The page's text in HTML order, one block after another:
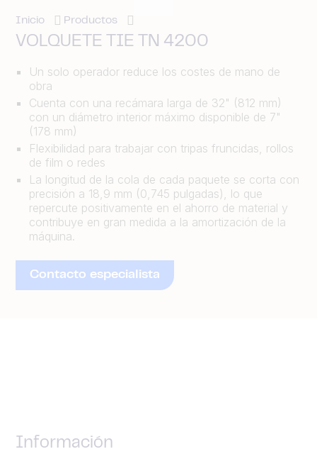
Inicio Productos
VOLQUETE TIE TN 4200
Un solo operador reduce los costes de mano de
obra
Cuenta con una recámara larga de 32" (812 mm)
con un diámetro interior máximo disponible de 7"
(178 mm)
Flexibilidad para trabajar con tripas fruncidas, rollos
de film o redes
La longitud de la cola de cada paquete se corta con
precisión a 18,9 mm (0,745 pulgadas), lo que
repercute positivamente en el ahorro de material y
contribuye en gran medida a la amortización de la
máquina.
Contacto especialista
Información